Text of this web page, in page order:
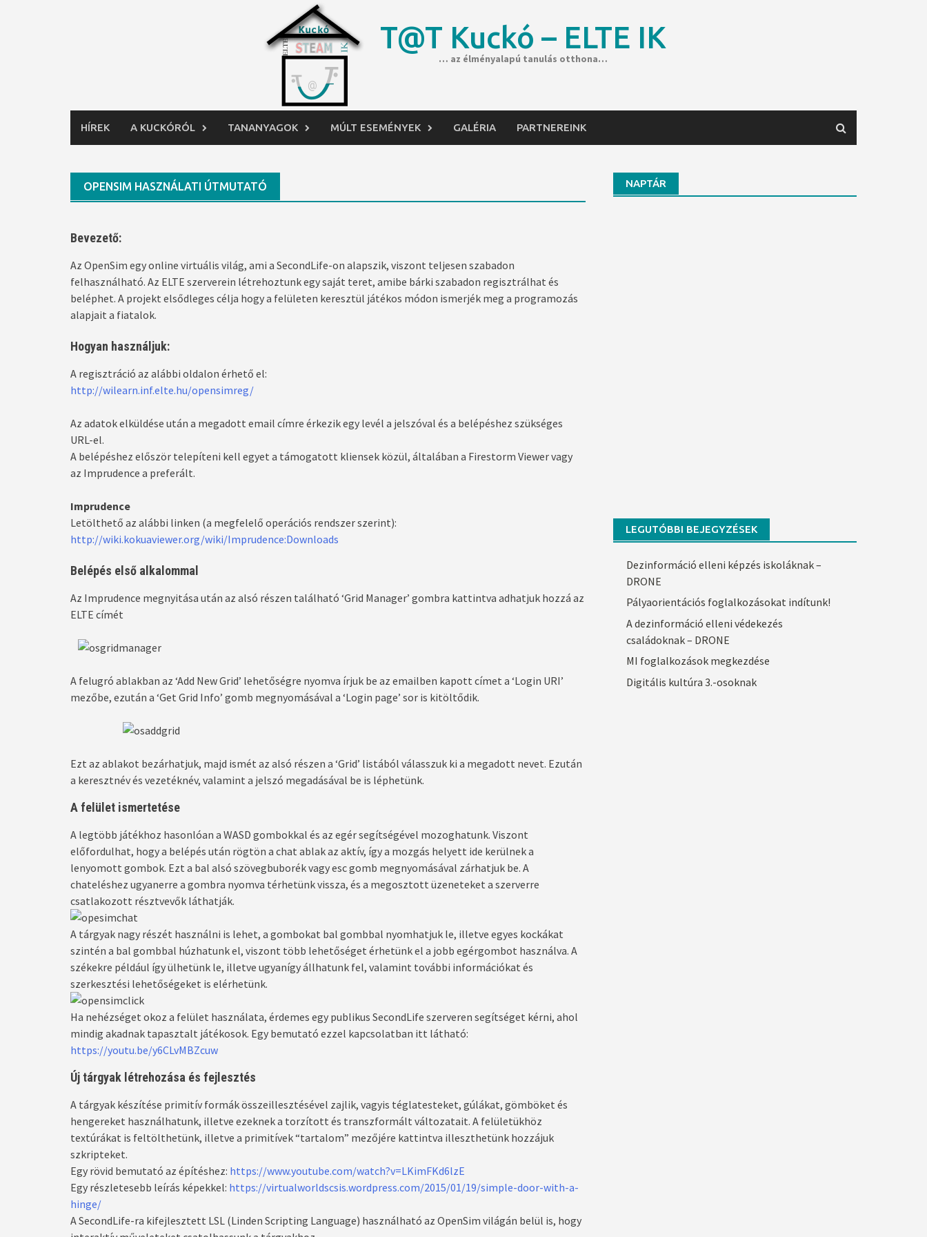
T@T Kuckó – ELTE IK
… az élményalapú tanulás otthona…
HÍREK A KUCKÓRÓL TANANYAGOK MÚLT ESEMÉNYEK GALÉRIA PARTNEREINK
OPENSIM HASZNÁLATI ÚTMUTATÓ
Bevezető:
Az OpenSim egy online virtuális világ, ami a SecondLife-on alapszik, viszont teljesen szabadon
felhasználható. Az ELTE szerverein létrehoztunk egy saját teret, amibe bárki szabadon regisztrálhat és
beléphet. A projekt elsődleges célja hogy a felületen keresztül játékos módon ismerjék meg a programozás
alapjait a fiatalok.
Hogyan használjuk:
A regisztráció az alábbi oldalon érhető el:
http://wilearn.inf.elte.hu/opensimreg/
Az adatok elküldése után a megadott email címre érkezik egy levél a jelszóval és a belépéshez szükséges
URL-el.
A belépéshez először telepíteni kell egyet a támogatott kliensek közül, általában a Firestorm Viewer vagy
az Imprudence a preferált.
Imprudence
Letölthető az alábbi linken (a megfelelő operációs rendszer szerint):
http://wiki.kokuaviewer.org/wiki/Imprudence:Downloads
Belépés első alkalommal
Az Imprudence megnyitása után az alsó részen található ‘Grid Manager’ gombra kattintva adhatjuk hozzá az
ELTE címét
A felugró ablakban az ‘Add New Grid’ lehetőségre nyomva írjuk be az emailben kapott címet a ‘Login URI’
mezőbe, ezután a ‘Get Grid Info’ gomb megnyomásával a ‘Login page’ sor is kitöltődik.
Ezt az ablakot bezárhatjuk, majd ismét az alsó részen a ‘Grid’ listából válasszuk ki a megadott nevet. Ezután
a keresztnév és vezetéknév, valamint a jelszó megadásával be is léphetünk.
A felület ismertetése
A legtöbb játékhoz hasonlóan a WASD gombokkal és az egér segítségével mozoghatunk. Viszont
előfordulhat, hogy a belépés után rögtön a chat ablak az aktív, így a mozgás helyett ide kerülnek a
lenyomott gombok. Ezt a bal alsó szövegbuborék vagy esc gomb megnyomásával zárhatjuk be. A
chateléshez ugyanerre a gombra nyomva térhetünk vissza, és a megosztott üzeneteket a szerverre
csatlakozott résztvevők láthatják.
A tárgyak nagy részét használni is lehet, a gombokat bal gombbal nyomhatjuk le, illetve egyes kockákat
szintén a bal gombbal húzhatunk el, viszont több lehetőséget érhetünk el a jobb egérgombot használva. A
székekre például így ülhetünk le, illetve ugyanígy állhatunk fel, valamint további információkat és
szerkesztési lehetőségeket is elérhetünk.
Ha nehézséget okoz a felület használata, érdemes egy publikus SecondLife szerveren segítséget kérni, ahol
mindig akadnak tapasztalt játékosok. Egy bemutató ezzel kapcsolatban itt látható:
https://youtu.be/y6CLvMBZcuw
Új tárgyak létrehozása és fejlesztés
A tárgyak készítése primitív formák összeillesztésével zajlik, vagyis téglatesteket, gúlákat, gömböket és
hengereket használhatunk, illetve ezeknek a torzított és transzformált változatait. A felületükhöz
textúrákat is feltölthetünk, illetve a primitívek “tartalom” mezőjére kattintva illeszthetünk hozzájuk
szkripteket.
Egy rövid bemutató az építéshez: https://www.youtube.com/watch?v=LKimFKd6lzE
Egy részletesebb leírás képekkel: https://virtualworldscsis.wordpress.com/2015/01/19/simple-door-with-a-
hinge/
A SecondLife-ra kifejlesztett LSL (Linden Scripting Language) használható az OpenSim világán belül is, hogy
NAPTÁR
LEGUTÓBBI BEJEGYZÉSEK
Dezinformáció elleni képzés iskoláknak –
DRONE
Pályaorientációs foglalkozásokat indítunk!
A dezinformáció elleni védekezés
családoknak – DRONE
MI foglalkozások megkezdése
Digitális kultúra 3.-osoknak